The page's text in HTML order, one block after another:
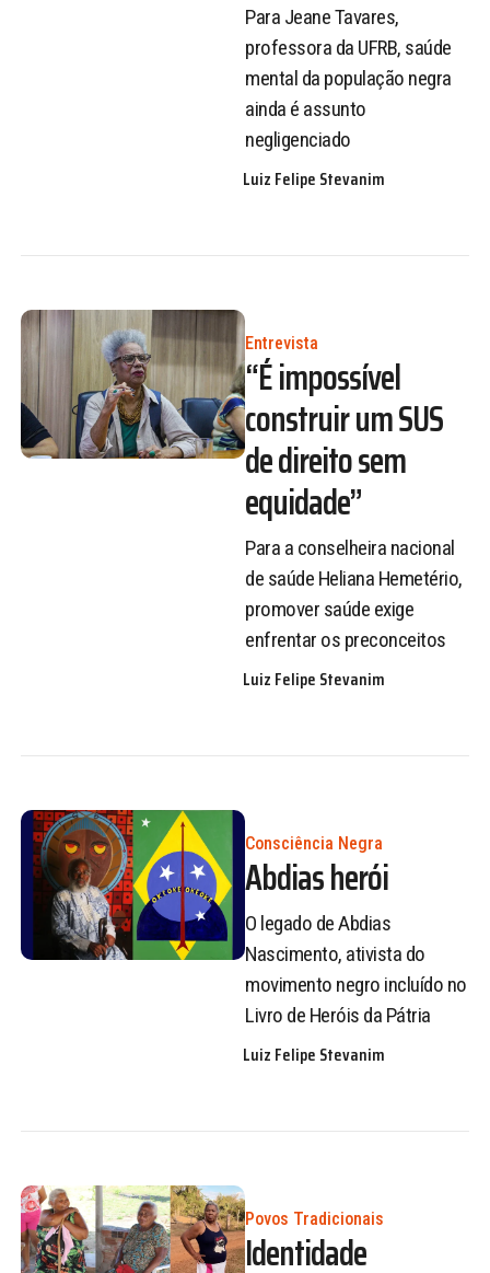
Para Jeane Tavares,
professora da UFRB, saúde
mental da população negra
ainda é assunto
negligenciado
Luiz Felipe Stevanim
Entrevista
“É impossível
construir um SUS
de direito sem
equidade”
Para a conselheira nacional
de saúde Heliana Hemetério,
promover saúde exige
enfrentar os preconceitos
Luiz Felipe Stevanim
Consciência Negra
Abdias herói
O legado de Abdias
Nascimento, ativista do
movimento negro incluído no
Livro de Heróis da Pátria
Luiz Felipe Stevanim
Povos Tradicionais
Identidade